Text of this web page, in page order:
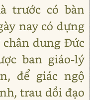
trước có bàn
nay có dựng
dung Đức
ban giáo-lý
để giác ngộ
trau dồi đạo